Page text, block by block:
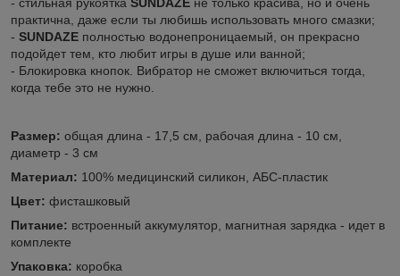
практична, даже если ты любишь использовать много смазки;
- SUNDAZE полностью водонепроницаемый, он прекрасно
подойдет тем, кто любит игры в душе или ванной;
- Блокировка кнопок. Вибратор не сможет включиться тогда,
когда тебе это не нужно.
Размер: общая длина - 17,5 см, рабочая длина - 10 см,
диаметр - 3 см
Материал: 100% медицинский силикон, АБС-пластик
Цвет: фисташковый
Питание: встроенный аккумулятор, магнитная зарядка - идет в
комплекте
Упаковка: коробка